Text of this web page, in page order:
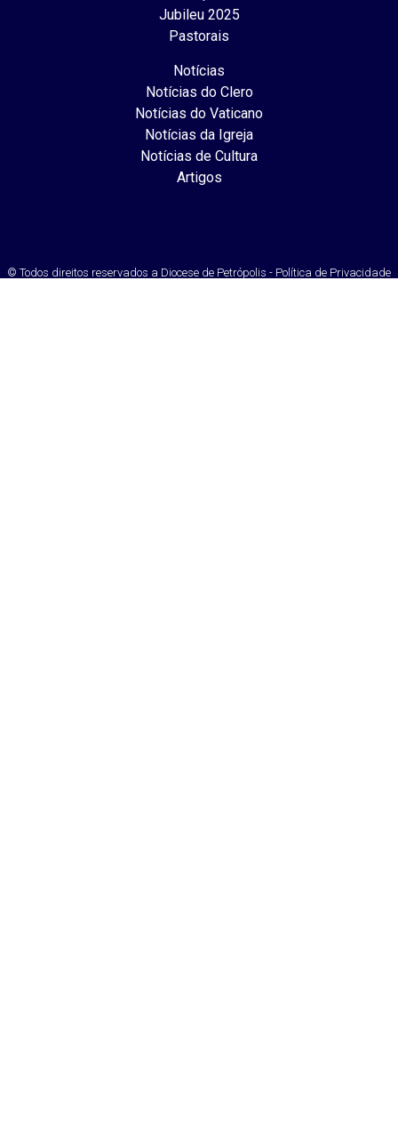
Jubileu 2025
Pastorais
Notícias
Notícias do Clero
Notícias do Vaticano
Notícias da Igreja
Notícias de Cultura
Artigos
© Todos direitos reservados a Diocese de Petrópolis - Política de Privacidade